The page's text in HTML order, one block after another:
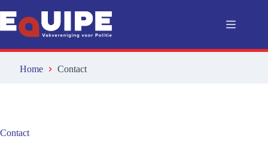
naar
de
inhoud
Home Contact
Contact